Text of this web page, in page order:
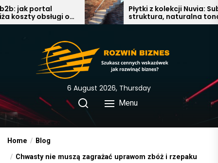
Skip
to
o
Płytki z kolekcji Nuvia: Subtelna
struktura, naturalna tonacja i
nowoczesna elegancja w
6 August 2026, Thursday
Menu
Home
Blog
Chwasty nie muszą zagrażać uprawom zbóż i rzepaku